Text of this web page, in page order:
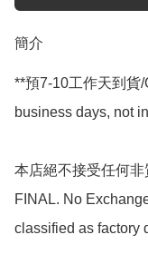
簡介
**預7-10工作天到貨
business days, not
本店絕不接受任何
FINAL. No
classified as factory